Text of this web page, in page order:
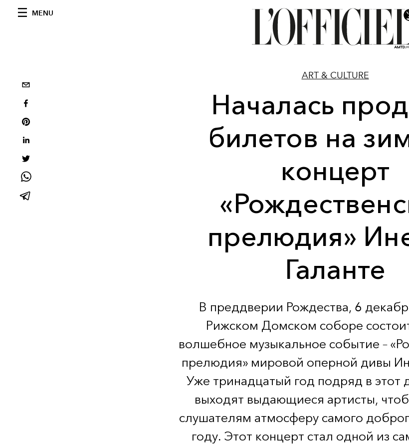
MENU
ART & CULTURE
Началась
билетов на
концерт
прелюдия»
Галанте
В преддверии Рождества, 6
Рижском Домском соборе
волшебное музыкальное событие –
прелюдия» мировой оперной дивы
Уже тринадцатый год подряд в этот
выходят выдающиеся артисты,
слушателям атмосферу самого
году. Этот концерт стал одной из